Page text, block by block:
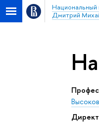
Национальный
Дмитрий